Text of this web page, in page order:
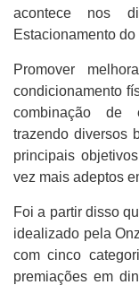
acontece nos
Estacionamento
Promover
condicionamento
combinação de
trazendo diversos
principais
vez mais adeptos
Foi a partir disso
idealizado pela
com cinco
premiações em